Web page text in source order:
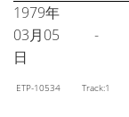
1979年
03月05
日
-
ETP-10534 Track:1